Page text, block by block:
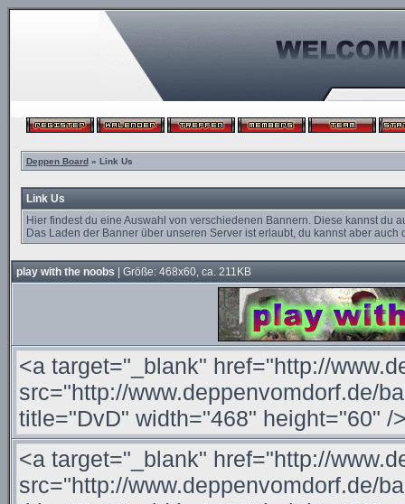
Deppen Board» Link Us
Link Us
Hier findest du eine Auswahl von verschiedenen Bannern. Diese kannst
Das Laden der Banner über unseren Server ist erlaubt, du kannst aber
play with the noobs | Größe: 468x60, ca. 211KB